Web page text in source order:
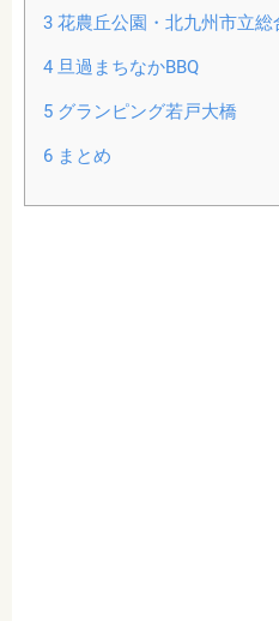
3花農丘公園・北九州市立総
4旦過まちなかBBQ
5グランピング若戸大橋
6まとめ